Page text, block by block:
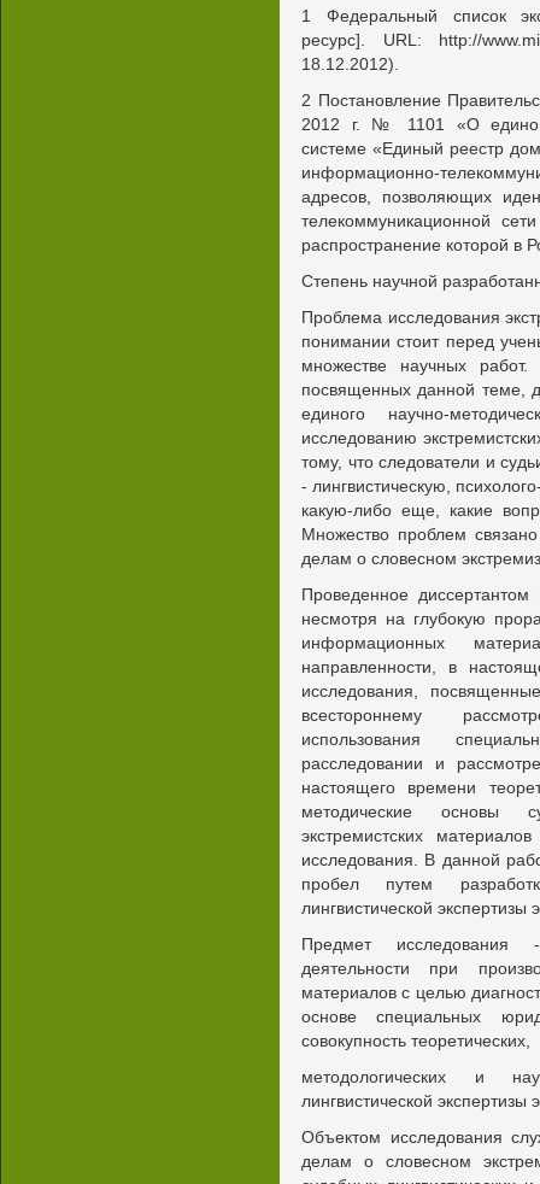
1 Федеральный список
ресурс]. URL: http://
18.12.2012).
2 Постановление
2012 г. № 1101 «О единой
системе «Единый реестр
информационно-
адресов, позволяющих
телекоммуникационной
распространение которой в
Степень научной
Проблема исследования
понимании стоит перед
множестве научных
посвященных данной теме,
единого научно-
исследованию
тому, что следователи и
- лингвистическую,
какую-либо еще, какие
Множество проблем
делам о словесном
Проведенное диссертантом
несмотря на глубокую
информационных
направленности, в
исследования,
всестороннему
использования
расследовании и
настоящего времени
методические основы
экстремистских
исследования. В данной
пробел путем
лингвистической экспертизы
Предмет исследования -
деятельности при
материалов с целью
основе специальных
совокупность теоретических,
методологических и
лингвистической экспертизы
Объектом исследования
делам о словесном